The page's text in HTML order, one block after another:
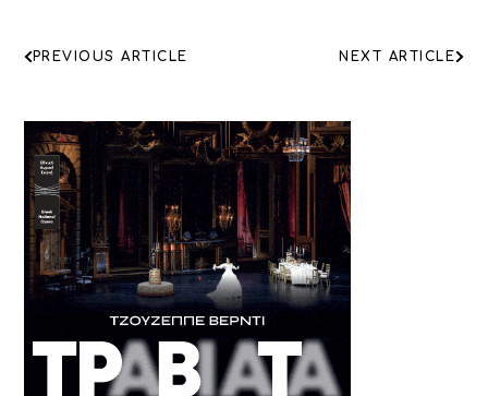
ΠΛΟΗΓΗΣΗ
NEXT ARTICLE
PREVIOUS ARTICLE